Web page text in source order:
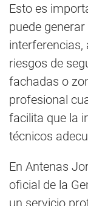
Esto es
puede
interferencias,
riesgos de
fachadas o
profesional
facilita que la
técnicos
En Antenas
oficial de la
un servicio